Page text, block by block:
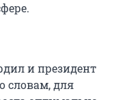
и президент
словам, для